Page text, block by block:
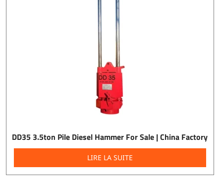
DD35 3.5ton Pile Diesel Hammer For Sale | China Factory
LIRE LA SUITE